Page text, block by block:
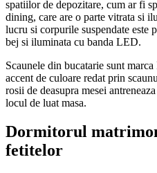
spatiilor de depozitare, cum ar fi
dining, care are o parte vitrata si
lucru si corpurile suspendate este
bej si iluminata cu banda LED.
Scaunele din bucatarie sunt
accent de culoare redat prin
rosii de deasupra mesei
locul de luat masa.
Dormitorul
fetitelor